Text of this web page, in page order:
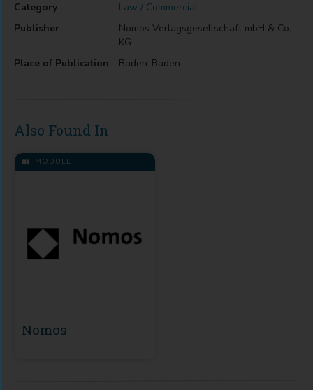
Category
Law / Commercial
Publisher
Nomos Verlagsgesellschaft mbH & Co.
KG
Place of Publication
Baden-Baden
Also Found In
MODULE
Nomos